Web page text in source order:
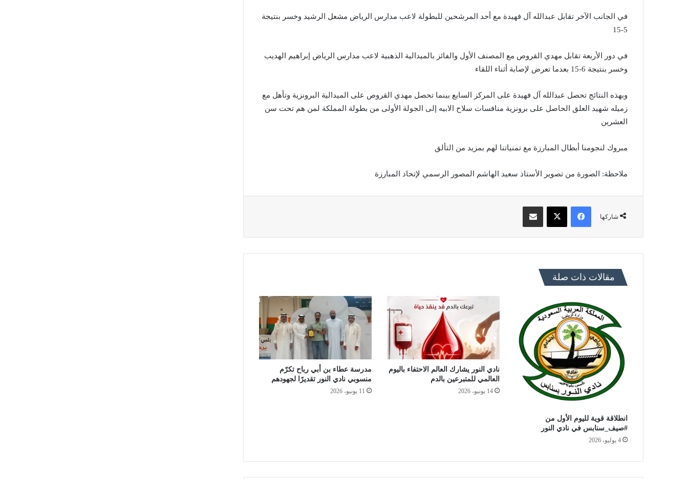
في الجانب الآخر تقابل عبدالله آل فهيدة مع أحد المرشحين للبطولة لاعب مدارس الرياض مشعل الرشيد وخسر بنتيجة
5-15
في دور الأربعة تقابل مهدي القروص مع المصنف الأول والفائز بالميدالية الذهبية لاعب مدارس الرياض إبراهيم الهديب
وخسر بنتيجة 6-15 بعدما تعرض لإصابة أثناء اللقاء
وبهذه النتائج تحصل عبدالله آل فهيدة على المركز السابع بينما تحصل مهدي القروص على الميدالية البرونزية وتأهل مع
زميله شهيد العلق الحاصل على برونزية منافسات سلاح الابيه إلى الجولة الأولى من بطولة المملكة لمن هم تحت سن
العشرين
مبروك لنجومنا أبطال المبارزة مع تمنياتنا لهم بمزيد من التألق
ملاحظة: الصورة من تصوير الأستاذ سعيد الهاشم المصور الرسمي لإتحاد المبارزة
شاركها
فيسبوك X
مقالات ذات صلة
انطلاقة قوية لليوم الأول من
#صيف_سنابس في نادي النور
4 يوليو، 2026
نادي النور يشارك العالم الاحتفاء باليوم
العالمي للمتبرعين بالدم
14 يونيو، 2026
مدرسة عطاء بن أبي رباح تكرّم
منسوبي نادي النور تقديرًا لجهودهم
11 يونيو، 2026